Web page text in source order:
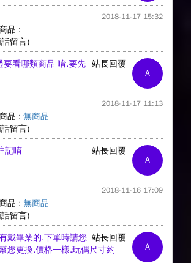
2018-11-17 15:32
品 :
留言)
A
站長回覆
要看哪類商品 唷.要先
2018-11-17 11:13
品 : 無商品
留言)
A
站長回覆
記唷
2018-11-16 17:09
品 : 無商品
留言)
A
站長回覆
戴畢業的.下單時請您
您更換.價格一樣.玩偶尺寸約